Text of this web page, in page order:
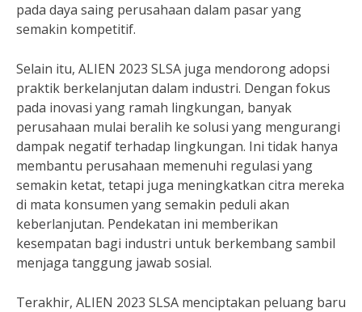
pada daya saing perusahaan dalam pasar yang
semakin kompetitif.
Selain itu, ALIEN 2023 SLSA juga mendorong adopsi
praktik berkelanjutan dalam industri. Dengan fokus
pada inovasi yang ramah lingkungan, banyak
perusahaan mulai beralih ke solusi yang mengurangi
dampak negatif terhadap lingkungan. Ini tidak hanya
membantu perusahaan memenuhi regulasi yang
semakin ketat, tetapi juga meningkatkan citra mereka
di mata konsumen yang semakin peduli akan
keberlanjutan. Pendekatan ini memberikan
kesempatan bagi industri untuk berkembang sambil
menjaga tanggung jawab sosial.
Terakhir, ALIEN 2023 SLSA menciptakan peluang baru